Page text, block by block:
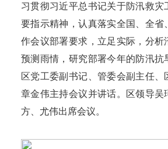
习贯彻习近平总书记关于防汛救灾
要指示精神，认真落实全国、全省
作会议部署要求，立足实际，分析
预测雨情，研究部署今年的防汛抗
区党工委副书记、管委会副主任、
章金伟主持会议并讲话。区领导吴
方、尤伟出席会议。